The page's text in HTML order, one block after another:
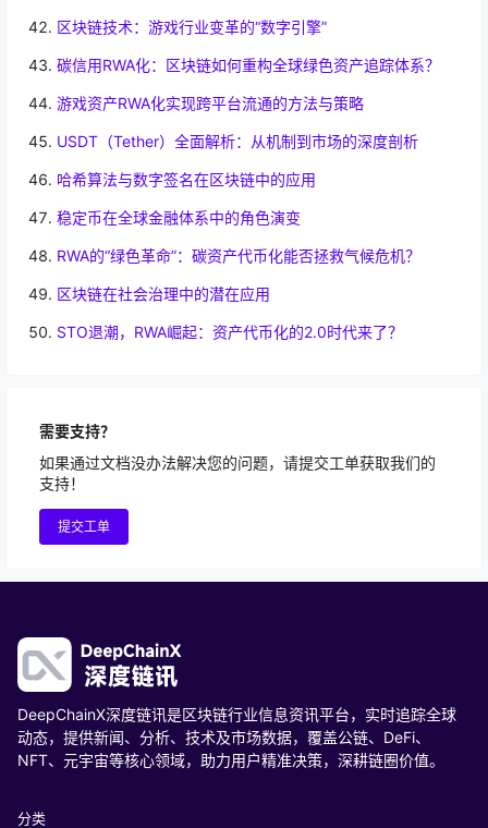
区块链技术：游戏行业变革的“数字引擎”
碳信用RWA化：区块链如何重构全球绿色资产追踪体系？
游戏资产RWA化实现跨平台流通的方法与策略
USDT（Tether）全面解析：从机制到市场的深度剖析
哈希算法与数字签名在区块链中的应用
稳定币在全球金融体系中的角色演变
RWA的“绿色革命”：碳资产代币化能否拯救气候危机？
区块链在社会治理中的潜在应用
STO退潮，RWA崛起：资产代币化的2.0时代来了？
需要支持？
如果通过文档没办法解决您的问题，请提交工单获取我们的
支持！
提交工单
DeepChainX深度链讯是区块链行业信息资讯平台，实时追踪全球
动态，提供新闻、分析、技术及市场数据，覆盖公链、DeFi、
NFT、元宇宙等核心领域，助力用户精准决策，深耕链圈价值。
分类